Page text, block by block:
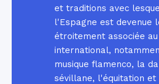
et traditions avec
l'Espagne est devenue
étroitement associée au
international,
musique flamenco, la
sévillane, l'équitation